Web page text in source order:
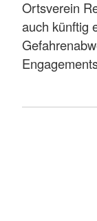
Ortsverein
auch künftig